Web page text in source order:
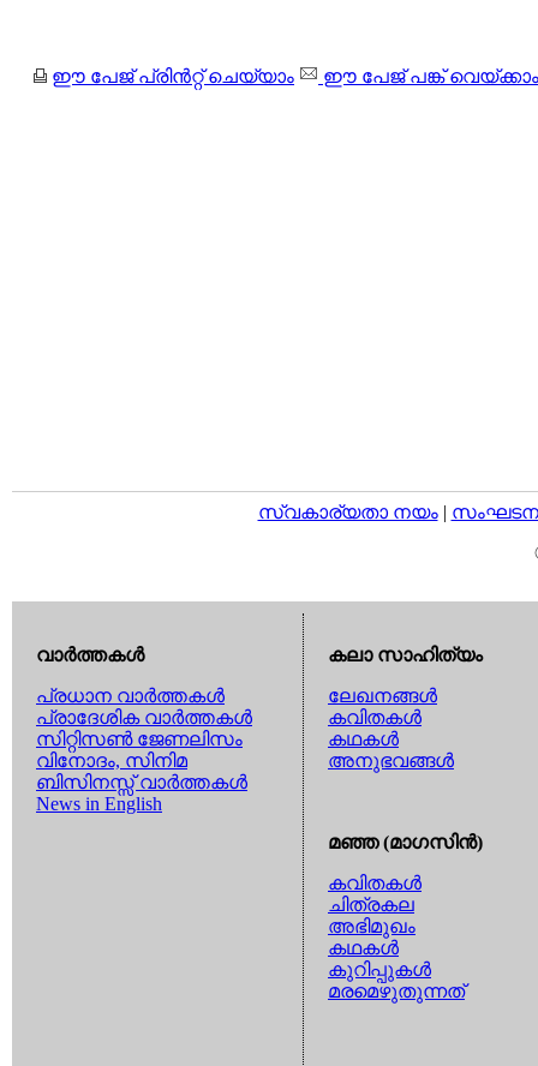
ഈ പേജ് പ്രിന്‍റ്റ് ചെയ്യാം ഈ പേജ് പങ്ക് വെയ്ക്കാം
സ്വകാര്യതാ നയം|
വാര്‍ത്തകള്‍
പ്രധാന വാര്‍ത്തകള്‍
പ്രാദേശിക വാര്‍ത്തകള്‍
സിറ്റിസണ്‍ ജേണലിസം
വിനോദം, സിനിമ
ബിസിനസ്സ് വാര്‍ത്തകള്‍
News in English
കലാ സാഹിത്യം
ലേഖനങ്ങള്‍
കവിതകള്‍
കഥകള്‍
അനുഭവങ്ങള്‍
മഞ്ഞ (മാഗസിന്‍)
കവിതകള്‍
ചിത്രകല
അഭിമുഖം
കഥകള്‍
കുറിപ്പുകള്‍
മരമെഴുതുന്നത്